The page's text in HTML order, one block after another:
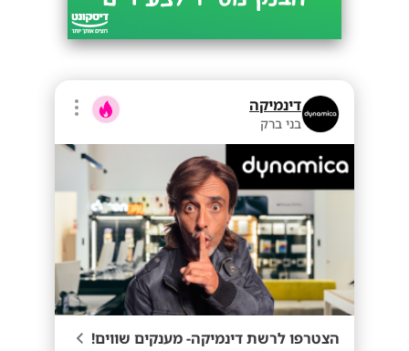
דינמיקה
בני ברק
הצטרפו לרשת דינמיקה- מענקים שווים!